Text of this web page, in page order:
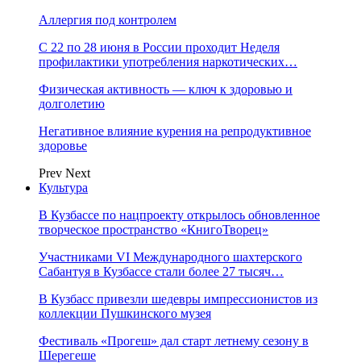
Аллергия под контролем
С 22 по 28 июня в России проходит Неделя
профилактики употребления наркотических…
Физическая активность — ключ к здоровью и
долголетию
Негативное влияние курения на репродуктивное
здоровье
Prev Next
Культура
В Кузбассе по нацпроекту открылось обновленное
творческое пространство «КнигоТворец»
Участниками VI Международного шахтерского
Сабантуя в Кузбассе стали более 27 тысяч…
В Кузбасс привезли шедевры импрессионистов из
коллекции Пушкинского музея
Фестиваль «Прогеш» дал старт летнему сезону в
Шерегеше